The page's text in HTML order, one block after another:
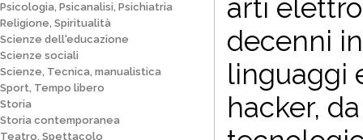
Psicologia, Psicanalisi, Psichiatria
Religione, Spiritualità
Scienze dell'educazione
Scienze sociali
Scienze, Tecnica, manualistica
Sport, Tempo libero
Storia
Storia contemporanea
Teatro, Spettacolo
arti
decenni
linguaggi
hacker,